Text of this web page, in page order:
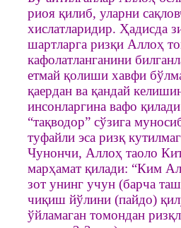
риоя қилиб, уларни
хислатларидир. Ҳадисда
шартларга ризқи Аллоҳ
кафолатланганини
етмай қолиши хавфи
қаердан ва қандай
инсонларгина вафо
“тақводор” сўзига
туфайли эса ризқ
Чунончи, Аллоҳ таоло
марҳамат қилади: “Ким
зот унинг учун (барча
чиқиш йўлини (пайдо)
ўйламаган томондан